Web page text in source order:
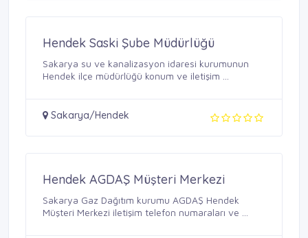
Hendek Saski Şube Müdürlüğü
Sakarya su ve kanalizasyon idaresi kurumunun
Hendek ilçe müdürlüğü konum ve iletişim ...
Sakarya/Hendek
Hendek AGDAŞ Müşteri Merkezi
Sakarya Gaz Dağıtım kurumu AGDAŞ Hendek
Müşteri Merkezi iletişim telefon numaraları ve ...